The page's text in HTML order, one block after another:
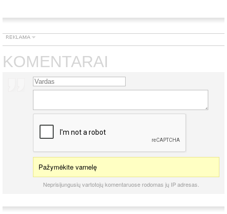
KOMENTARAI
Pažymėkite varnelę
Neprisijungusių vartotojų komentaruose rodomas jų IP adresas.